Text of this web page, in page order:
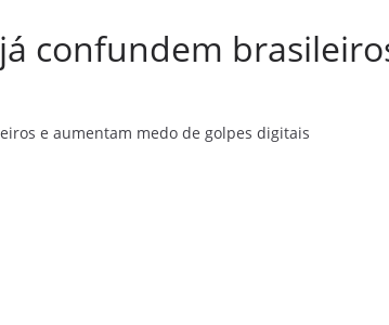
confundem
e aumentam medo de golpes digitais